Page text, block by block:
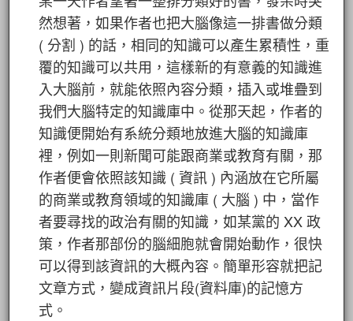
然想著，如果作者也把大腦像這一排書做分類
( 分割 ) 的話，相同的知識可以產生累積性，重
覆的知識可以共用，這樣新的有意義的知識進
入大腦前，就能依照內容分類，插入或堆疊到
我們大腦特定的知識庫中。從那天起，作者的
知識便開始有系統分類地放進大腦的知識庫
裡，例如一則新聞可能跟商業或教育有關，那
作者便會依照該知識 ( 資訊 ) 內涵放在它所屬
的商業或教育領域的知識庫 ( 大腦 ) 中，當作
者要尋找的政治有關的知識，如某黨的 XX 政
策，作者那部份的腦細胞就會開始動作，很快
可以得到該資訊的大概內容。簡單形容就把記
文章方式，變成資訊片段(資料庫)的記憶方
式。